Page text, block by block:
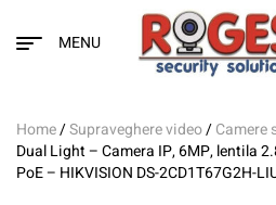
MENU
Home/Supraveghere video/Camere
Dual Light – Camera IP, 6MP, lentila
PoE – HIKVISION DS-2CD1T67G2H-